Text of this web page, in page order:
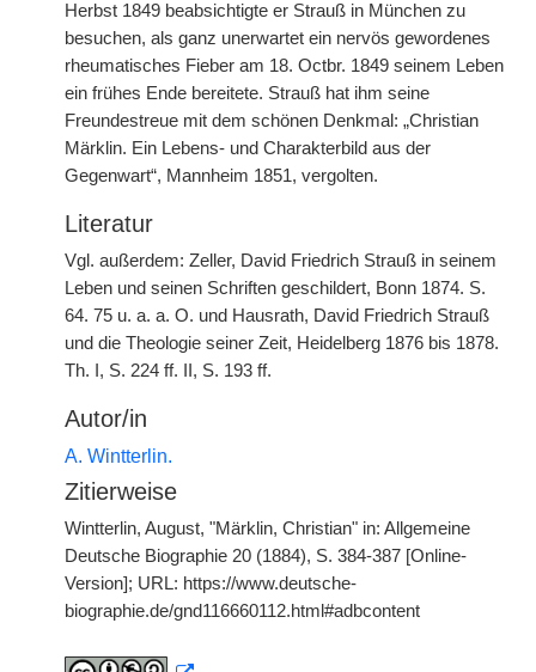
Herbst 1849 beabsichtigte er Strauß in München zu
besuchen, als ganz unerwartet ein nervös gewordenes
rheumatisches Fieber am 18. Octbr. 1849 seinem Leben
ein frühes Ende bereitete. Strauß hat ihm seine
Freundestreue mit dem schönen Denkmal: „Christian
Märklin. Ein Lebens- und Charakterbild aus der
Gegenwart“, Mannheim 1851, vergolten.
Literatur
Vgl. außerdem: Zeller, David Friedrich Strauß in seinem
Leben und seinen Schriften geschildert, Bonn 1874. S.
64. 75 u. a. a. O. und Hausrath, David Friedrich Strauß
und die Theologie seiner Zeit, Heidelberg 1876 bis 1878.
Th. I, S. 224 ff. II, S. 193 ff.
Autor/in
A. Wintterlin.
Zitierweise
Wintterlin, August, "Märklin, Christian" in: Allgemeine
Deutsche Biographie 20 (1884), S. 384-387 [Online-
Version]; URL: https://www.deutsche-
biographie.de/gnd116660112.html#adbcontent